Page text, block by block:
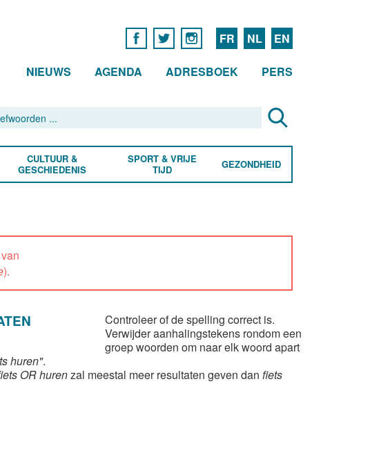
FR NL EN
NIEUWS AGENDA ADRESBOEK PERS
CULTUUR &
GESCHIEDENIS
SPORT & VRIJE
TIJD
GEZONDHEID
van
).
Controleer of de spelling correct is.
Verwijder aanhalingstekens rondom een
groep woorden om naar elk woord apart
huren".
OR hurenzal meestal meer resultaten geven dan fiets